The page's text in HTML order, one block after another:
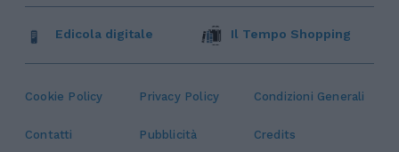
Cookie Policy Privacy Policy Condizioni Generali
Contatti Pubblicità Credits
Edicola digitale Il Tempo Shopping